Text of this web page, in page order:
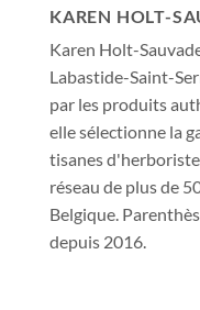
KAREN HOLT-
Karen Holt-
Labastide-Saint-
par les produits
elle sélectionne la
tisanes
réseau de plus de
Belgique.
depuis 2016.